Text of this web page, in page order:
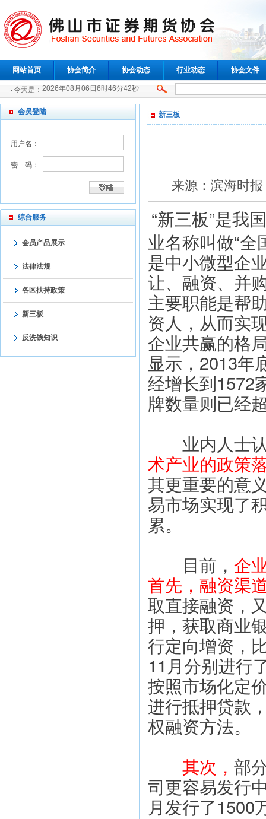
网站首页 协会简介 协会动态 行业动态 协会文件
今天是： 2026年08月06日6时46分42秒
会员登陆
用户名：
密 码：
综合服务
会员产品展示
法律法规
各区扶持政策
新三板
反洗钱知识
新三板
来源：滨海时
“新三板”是我
业名称叫做“
是中小微型企
让、融资、并
主要职能是帮
资人，从而实
企业共赢的格
显示，2013年
经增长到1572
牌数量则已经
业内人士
术产业的政策
其更重要的意
易市场实现了
累。
目前， 企
首先，融资渠
取直接融资，
押，获取商业
行定向增资，
11月分别进行
按照市场化定
进行抵押贷款
权融资方法。
其次， 部
司更容易发行
月发行了1500